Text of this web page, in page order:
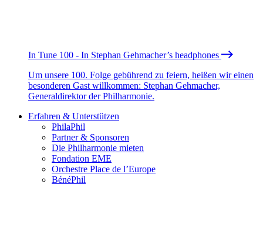
In Tune 100 - In Stephan Gehmacher’s headphones
Um unsere 100. Folge gebührend zu feiern, heißen wir einen
besonderen Gast willkommen: Stephan Gehmacher,
Generaldirektor der Philharmonie.
Erfahren & Unterstützen
PhilaPhil
Partner & Sponsoren
Die Philharmonie mieten
Fondation EME
Orchestre Place de l’Europe
BénéPhil